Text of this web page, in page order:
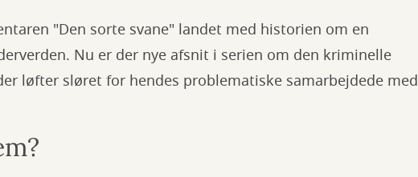
"Den sorte svane" landet med historien om en
Nu er der nye afsnit i serien om den kriminelle
løfter sløret for hendes problematiske samarbejdede med